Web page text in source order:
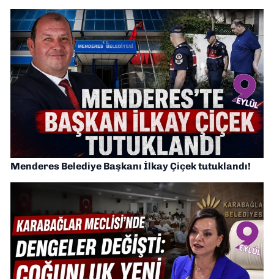
Menderes Belediye Başkanı İlkay Çiçek tutuklandı!